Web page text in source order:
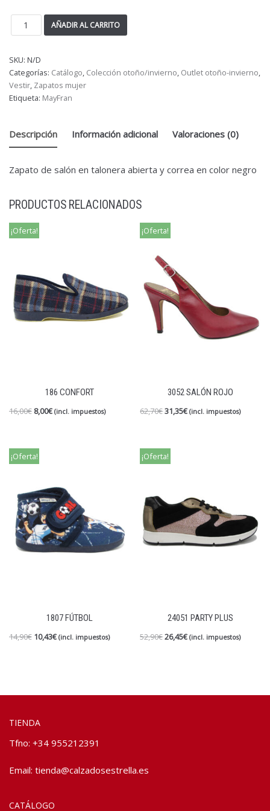
AÑADIR AL CARRITO
SKU: N/D
Categorías: Catálogo, Colección otoño/invierno, Outlet otoño-invierno,
Vestir, Zapatos mujer
Etiqueta: MayFran
Descripción Información adicional Valoraciones (0)
Zapato de salón en talonera abierta y correa en color negro
PRODUCTOS RELACIONADOS
¡Oferta!
186 CONFORT
16,00€ 8,00€ (incl. impuestos)
¡Oferta!
3052 SALÓN ROJO
62,70€31,35€ (incl. impuestos)
¡Oferta!
1807 FÚTBOL
14,90€ 10,43€ (incl. impuestos)
¡Oferta!
24051 PARTY PLUS
52,90€26,45€ (incl. impuestos)
TIENDA
Tfno: +34 955212391
Email: tienda@calzadosestrella.es
CATÁLOGO